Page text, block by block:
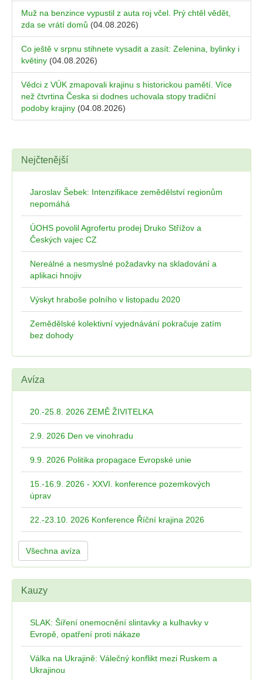
Muž na benzince vypustil z auta roj včel. Prý chtěl vědět,
zda se vrátí domů (04.08.2026)
Co ještě v srpnu stihnete vysadit a zasít: Zelenina, bylinky i
květiny (04.08.2026)
Vědci z VÚK zmapovali krajinu s historickou pamětí. Více
než čtvrtina Česka si dodnes uchovala stopy tradiční
podoby krajiny (04.08.2026)
Nejčtenější
Jaroslav Šebek: Intenzifikace zemědělství regionům
nepomáhá
ÚOHS povolil Agrofertu prodej Druko Střížov a
Českých vajec CZ
Nereálné a nesmyslné požadavky na skladování a
aplikaci hnojiv
Výskyt hraboše polního v listopadu 2020
Zemědělské kolektivní vyjednávání pokračuje zatím
bez dohody
Avíza
20.-25.8. 2026 ZEMĚ ŽIVITELKA
2.9. 2026 Den ve vinohradu
9.9. 2026 Politika propagace Evropské unie
15.-16.9. 2026 - XXVI. konference pozemkových
úprav
22.-23.10. 2026 Konference Říční krajina 2026
Všechna avíza
Kauzy
SLAK: Šíření onemocnění slintavky a kulhavky v
Evropě, opatření proti nákaze
Válka na Ukrajině: Válečný konflikt mezi Ruskem a
Ukrajinou